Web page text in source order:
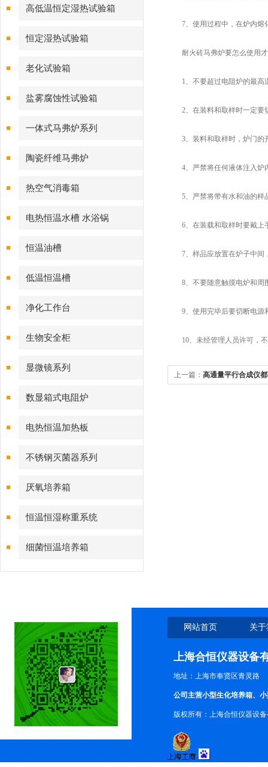
高低温恒定湿热试验箱
恒定湿热试验箱
老化试验箱
盐雾腐蚀性试验箱
一体式马弗炉系列
陶瓷纤维马弗炉
热空气消毒箱
电热恒温水槽 水浴锅
恒温油槽
低温恒温槽
净化工作台
生物安全柜
显微镜系列
数显箱式电阻炉
电热恒温加热板
不锈钢灭菌器系列
厌氧培养箱
恒温恒湿称重系统
细菌恒温培养箱
7、使用过程中，在炉内熔化
耐火砖马弗炉要怎么使用才
1、不要超过电阻炉的最高
2、在装料和取样时一定要
3、装料和取样时，炉门的
4、严禁将任何液体注入炉
5、严禁将带有水和油的样
6、在装载和取样时要戴上
7、样品应放置在炉子中间
8、不要随意触摸电炉和周
9、使用完毕后要切断电源
10、未经管理人员许可，不
上一篇： 高通量平行合成仪
网站首页 关
上海合恒仪器设备
地址：上海市奉贤区青灵路
公司主营小型生化培养箱、
版权所有：上海合恒仪器设